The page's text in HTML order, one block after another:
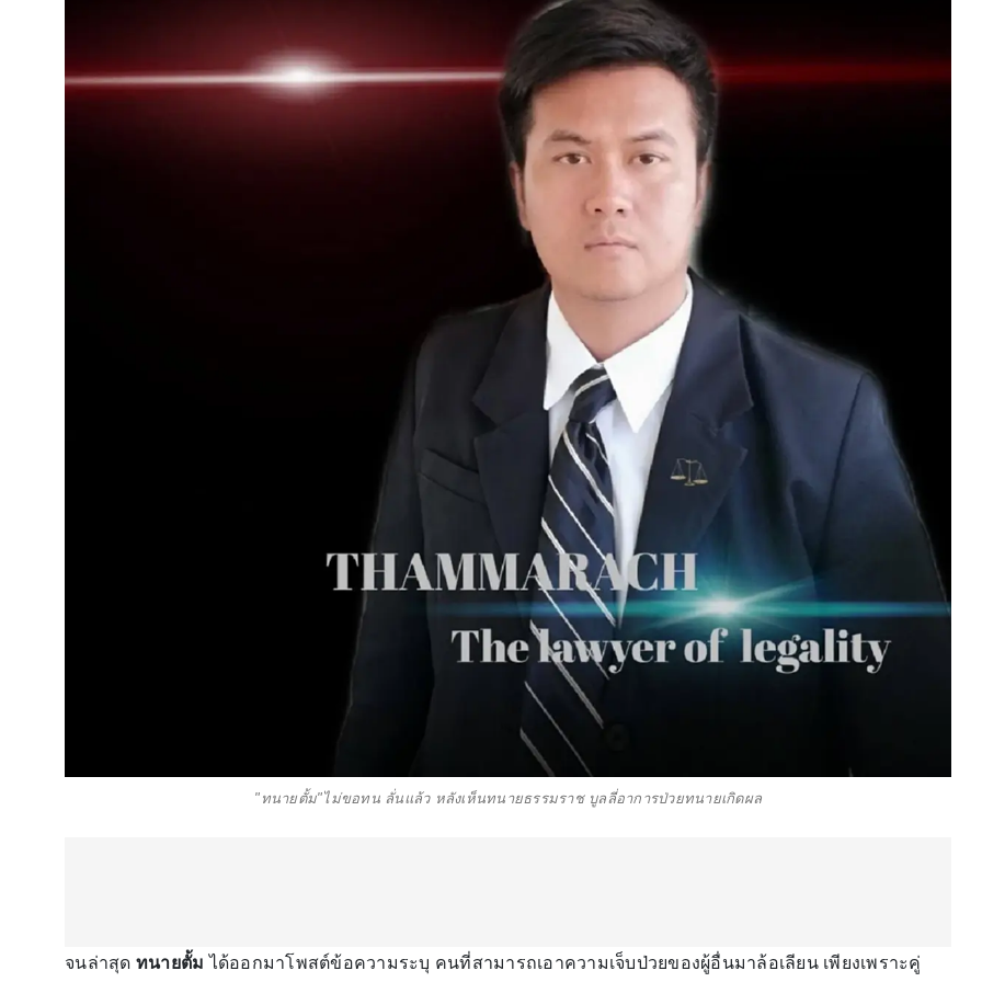
"ทนายตั้ม"ไม่ขอทน ลั่นแล้ว หลังเห็นทนายธรรมราช บูลลี่อาการป่วยทนายเกิดผล
จนล่าสุด ทนายตั้มได้ออกมาโพสต์ข้อความระบุ คนที่สามารถเอาความเจ็บป่วยของผู้อื่นมาล้อเลียน เพียงเพราะคู่